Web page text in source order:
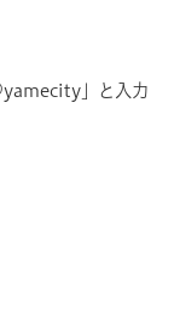
yamecity」と入力